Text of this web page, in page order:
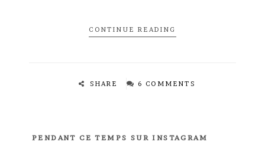
CONTINUE READING
SHARE 6 COMMENTS
PENDANT CE TEMPS SUR INSTAGRAM